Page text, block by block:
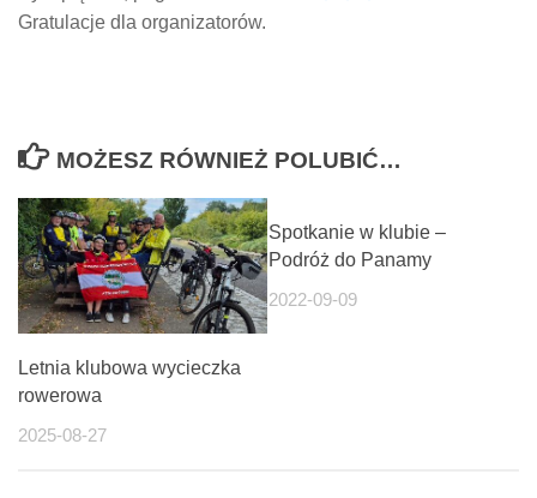
Gratulacje dla organizatorów.
MOŻESZ RÓWNIEŻ POLUBIĆ…
Letnia klubowa wycieczka
rowerowa
2025-08-27
Spotkanie w klubie –
Podróż do Panamy
2022-09-09